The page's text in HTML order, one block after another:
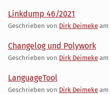
Linkdump 46/2021
Geschrieben von Dirk Deimeke am
Changelog und Polywork
Geschrieben von Dirk Deimeke am
LanguageTool
Geschrieben von Dirk Deimeke am